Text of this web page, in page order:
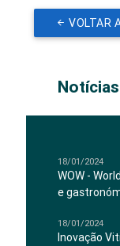
VOLTAR
Notícias
18/01/2024
WOW -
e
18/01/2024
Inovação